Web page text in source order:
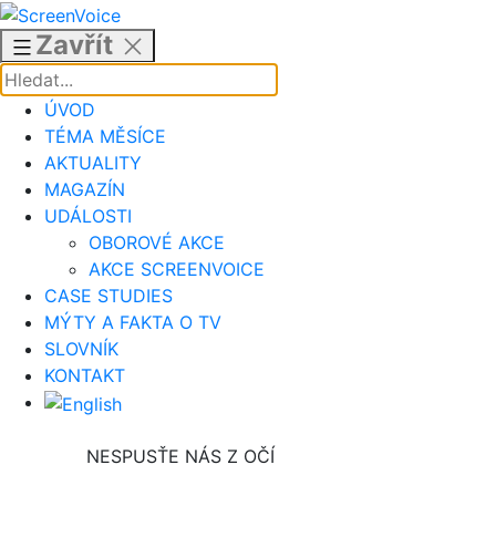
Přejít
obsahu
Zavřít
ÚVOD
TÉMA MĚSÍCE
AKTUALITY
MAGAZÍN
UDÁLOSTI
OBOROVÉ AKCE
AKCE SCREENVOICE
CASE STUDIES
MÝTY A FAKTA O TV
SLOVNÍK
KONTAKT
NESPUSŤE NÁS Z OČÍ